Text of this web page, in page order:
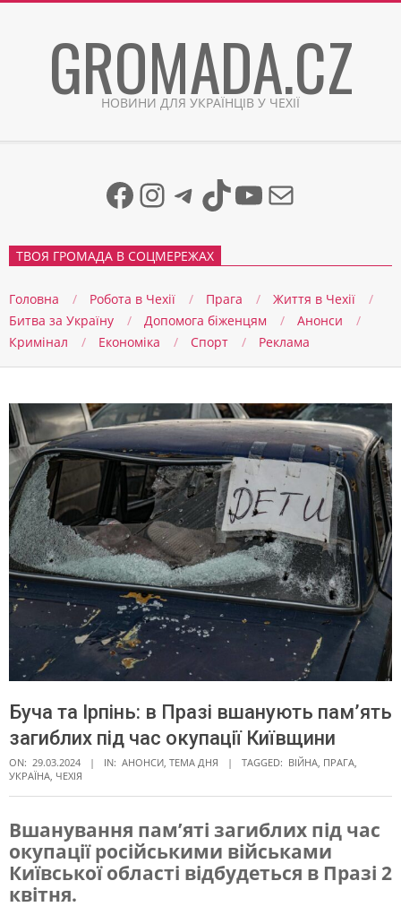
GROMADA.CZ
НОВИНИ ДЛЯ УКРАЇНЦІВ У ЧЕХІЇ
Facebook
Instagram
Telegram
TikTok
YouTube
Mail
ТВОЯ ГРОМАДА В СОЦМЕРЕЖАХ
Головна Робота в Чехії Прага
Життя в Чеxії
Битва за Україну
Допомога біженцям
Анонси
Кримінал
Економіка Спорт Реклама
Буча та Ірпінь: в Празі вшанують пам’ять
загиблих під час окупації Київщини
ON: 29.03.2024 IN: АНОНСИ, ТЕМА ДНЯ TAGGED: ВІЙНА, ПРАГА,
УКРАЇНА, ЧЕХІЯ
Б
у
Вшанування пам’яті загиблих під час
окупації російськими військами
Київської області відбудеться в Празі 2
квітня.